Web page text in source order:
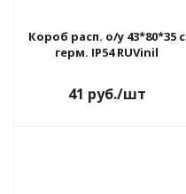
Короб расп. о/у 43*80*35 с
герм. IP54 RUVinil
41 руб./шт